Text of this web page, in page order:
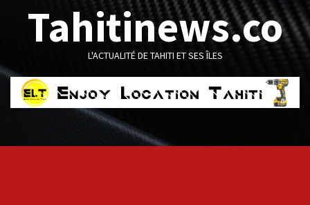
Tahitinews.co
L'ACTUALITÉ DE TAHITI ET SES ÎLES